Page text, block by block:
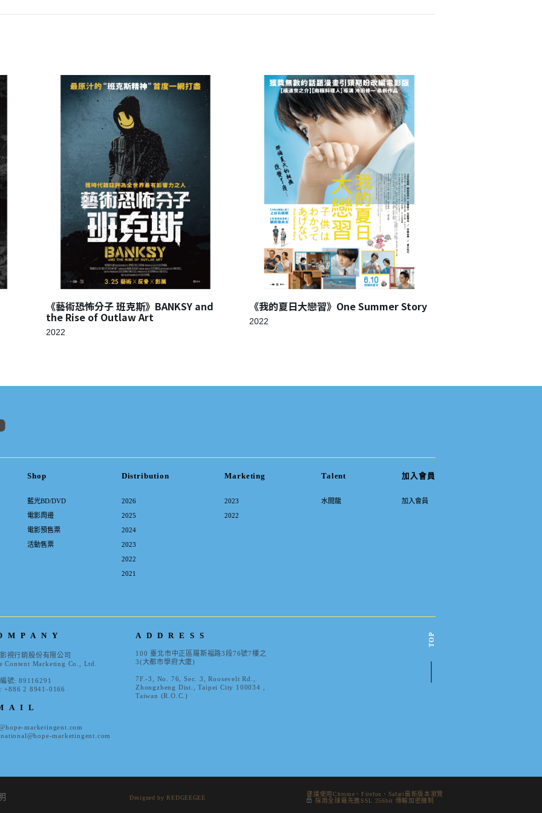
《藝術恐怖分子 班克斯》BANKSY and
the Rise of Outlaw Art
2022
《我的夏日大戀習》One Summer Story
2022
Shop
藍光BD/DVD
電影周邊
電影預售票
活動售票
Distribution
2026
2025
2024
2023
2022
2021
Marketing
2023
2022
Talent
水間龍
加入會員
加入會員
視行銷股份有限公司
Content Marketing Co., Ltd.
號: 89116291
+886 2 8941-0166
marketingent.com
marketingent.com
ADDRESS
100 臺北市中正區羅斯福路3段76號7樓之
3(大都市學府大廈)
7F.-3, No. 76, Sec. 3, Roosevelt Rd.,
Zhongzheng Dist., Taipei City 100034 ,
Taiwan (R.O.C.)
TOP
Designed by REDGEEGEE
建議使用Chrome、Firefox、Safari最新版本瀏覽
採用全球最先進SSL 256bit 傳輸加密機制